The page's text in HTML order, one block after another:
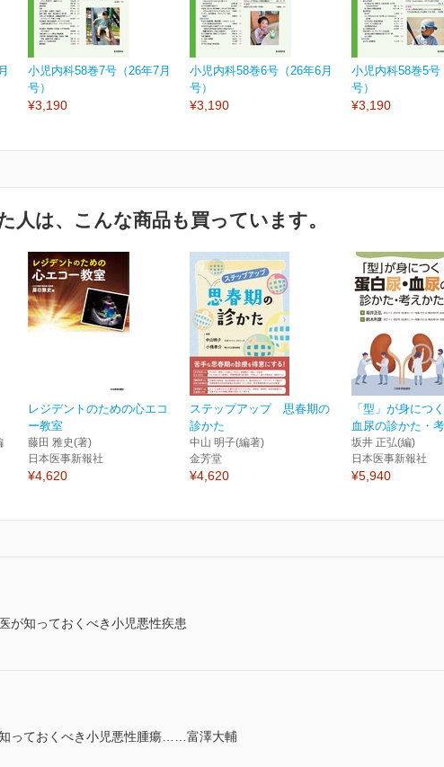
小児内科58巻7号（26年7月
号）
¥3,190
小児内科58巻6号（26年6月
号）
¥3,190
小児内科58巻5号
号）
¥3,190
人は、こんな商品も買っています。
レジデントのための心エコ
ー教室
藤田 雅史(著)
日本医事新報社
¥4,620
ステップアップ 思春期の
診かた
中山 明子(編著)
金芳堂
¥4,620
「型」が身につ
血尿の診かた・
坂井 正弘(編)
日本医事新報社
¥5,940
が知っておくべき小児悪性疾患
っておくべき小児悪性腫瘍……富澤大輔